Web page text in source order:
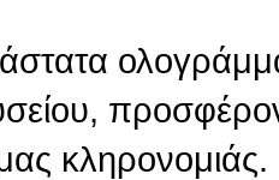
κληρονομιάς.